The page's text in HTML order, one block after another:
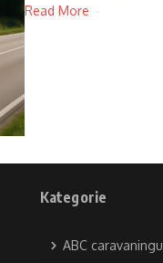
Read More
Kategorie
ABC caravaningu